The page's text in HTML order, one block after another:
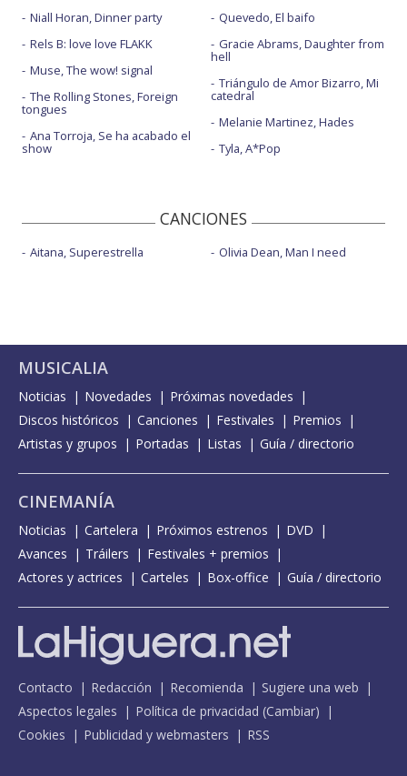
Niall Horan, Dinner party
Rels B: love love FLAKK
Muse, The wow! signal
The Rolling Stones, Foreign
tongues
Ana Torroja, Se ha acabado el
show
Quevedo, El baifo
Gracie Abrams, Daughter from
hell
Triángulo de Amor Bizarro, Mi
catedral
Melanie Martinez, Hades
Tyla, A*Pop
CANCIONES
Aitana, Superestrella Olivia Dean, Man I need
MUSICALIA
Noticias Novedades
Próximas novedades
Discos históricos
Canciones Festivales
Premios
Artistas y grupos
Portadas Listas Guía / directorio
CINEMANÍA
Noticias Cartelera Próximos estrenos
DVD
Avances
Tráilers
Festivales + premios
Actores y actrices
Carteles Box-office Guía / directorio
Contacto Redacción Recomienda
Sugiere una web
Aspectos legales
Política de privacidad (Cambiar)
Cookies
Publicidad y webmasters RSS